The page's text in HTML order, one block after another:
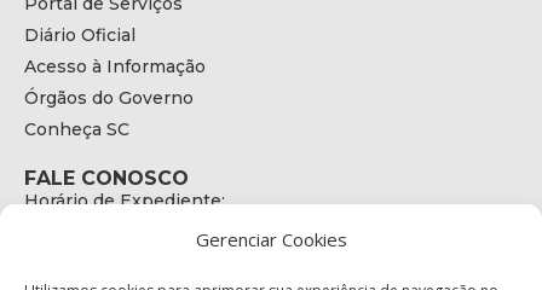
Gerenciar Cookies
Diário Oficial
Acesso à Informação
Órgãos do Governo
Conheça SC
FALE CONOSCO
Horário de Expediente: